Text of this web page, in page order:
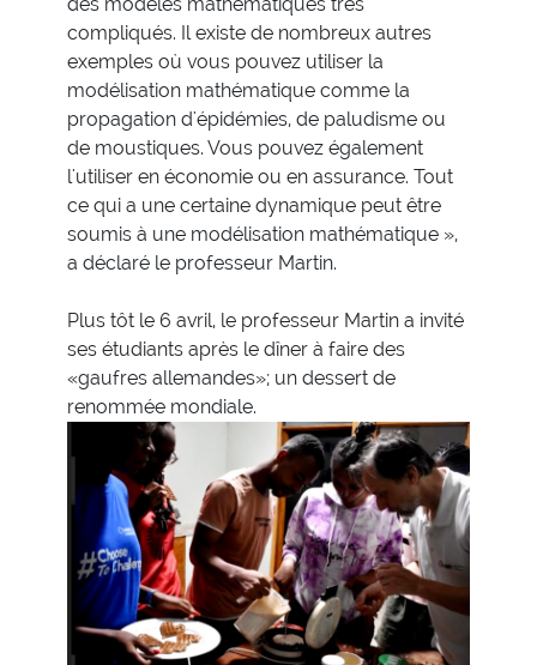
compliqués. Il existe de nombreux autres
exemples où vous pouvez utiliser la
modélisation mathématique comme la
propagation d'épidémies, de paludisme ou
de moustiques. Vous pouvez également
l'utiliser en économie ou en assurance. Tout
ce qui a une certaine dynamique peut être
soumis à une modélisation mathématique »,
a déclaré le professeur Martin.
Plus tôt le 6 avril, le professeur Martin a invité
ses étudiants après le dîner à faire des
«gaufres allemandes»; un dessert de
renommée mondiale.